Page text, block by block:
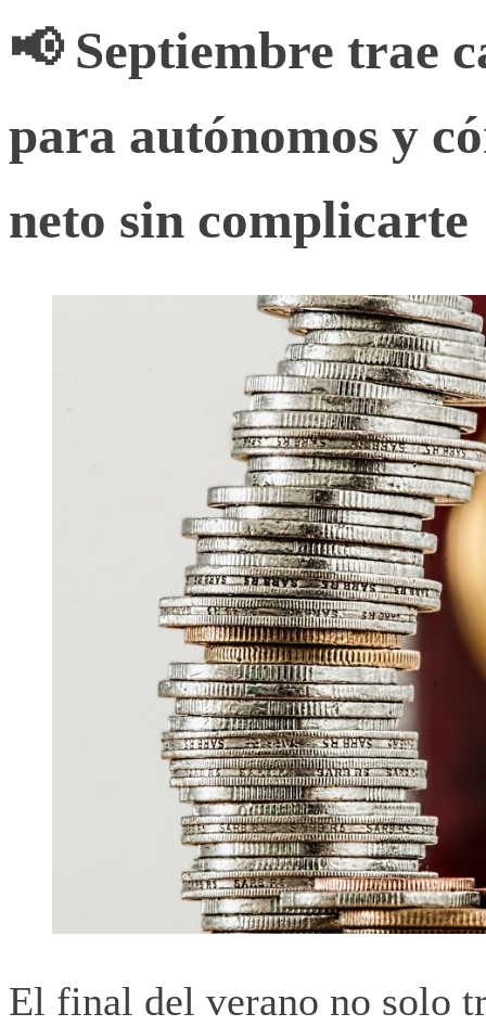
📢 Septiembre trae
para autónomos y
neto sin complicarte
El final del verano no solo